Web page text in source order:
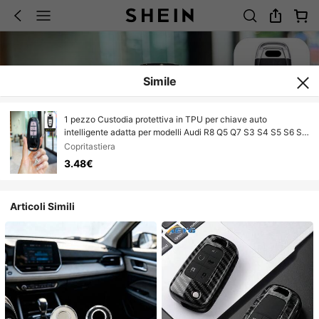
Simile
1 pezzo Custodia protettiva in TPU per chiave auto
intelligente adatta per modelli Audi R8 Q5 Q7 S3 S4 S5 S6 S7
S8 SQ5 RS5 RS7 A4 A5 A6 A7 A8
Copritastiera
3.48€
Articoli Simili